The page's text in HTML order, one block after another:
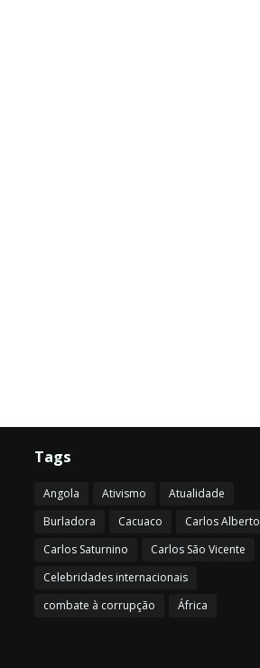
Tags
Angola Ativismo
Atualidade
Burladora
Cacuaco
Carlos Alberto
Carlos Saturnino
Carlos São Vicente
Celebridades internacionais
combate à corrupção
África